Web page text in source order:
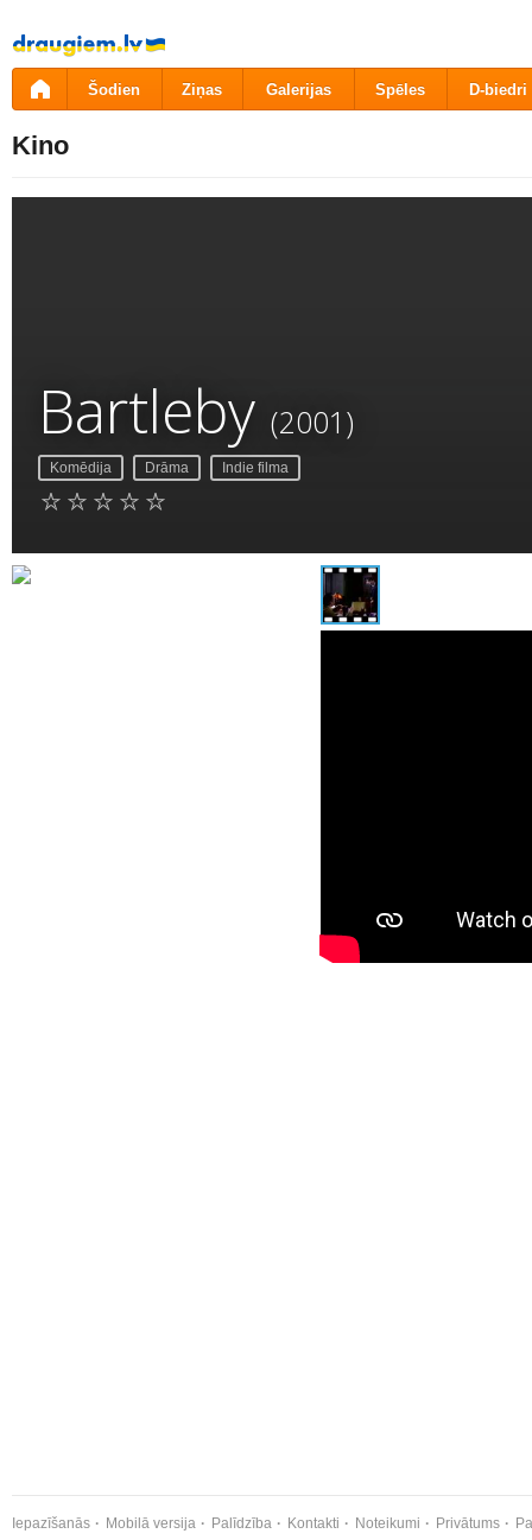
Pāriet
uz
saturu
Šodien Ziņas Galerijas Spēles D-biedri
Kino
Bartleby (2001)
Komēdija Drāma Indie filma
Iepazīšanās Mobilā versija Palīdzība Kontakti Noteikumi Privātums